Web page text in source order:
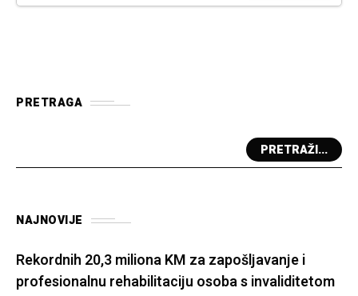
PRETRAGA
PRETRAŽI...
NAJNOVIJE
Rekordnih 20,3 miliona KM za zapošljavanje i
profesionalnu rehabilitaciju osoba s invaliditetom